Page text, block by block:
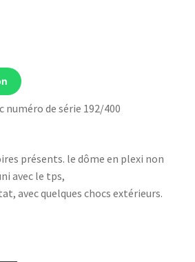
numéro de série 192/400
présents. le dôme en plexi non
avec le tps,
avec quelques chocs extérieurs.